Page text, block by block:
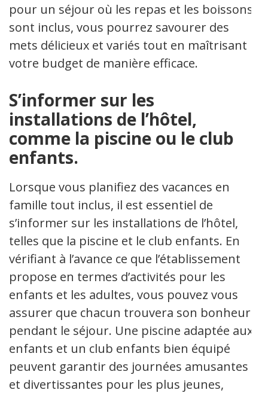
pour un séjour où les repas et les boissons
sont inclus, vous pourrez savourer des
mets délicieux et variés tout en maîtrisant
votre budget de manière efficace.
S’informer sur les
installations de l’hôtel,
comme la piscine ou le club
enfants.
Lorsque vous planifiez des vacances en
famille tout inclus, il est essentiel de
s’informer sur les installations de l’hôtel,
telles que la piscine et le club enfants. En
vérifiant à l’avance ce que l’établissement
propose en termes d’activités pour les
enfants et les adultes, vous pouvez vous
assurer que chacun trouvera son bonheur
pendant le séjour. Une piscine adaptée aux
enfants et un club enfants bien équipé
peuvent garantir des journées amusantes
et divertissantes pour les plus jeunes,